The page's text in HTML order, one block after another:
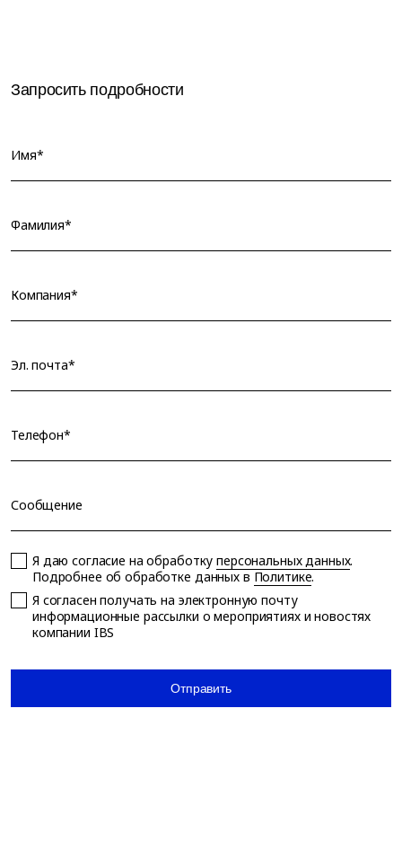
Запросить подробности
Имя*
Фамилия*
Компания*
Эл. почта*
Телефон*
Сообщение
Я даю согласие на обработкуперсональных данных.
Подробнее об обработке данных в Политике.
Я согласен получать на электронную почту
информационные рассылки о мероприятиях и новостях
компании IBS
Отправить